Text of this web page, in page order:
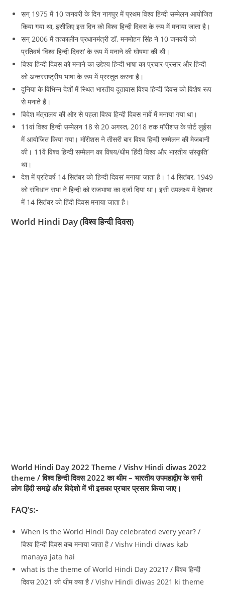
सन् 1975 में 10 जनवरी के दिन नागपुर में प्रथम विश्व हिन्दी सम्मेलन आयोजित
किया गया था, इसीलिए इस दिन को विश्व हिन्दी दिवस के रूप में मनाया जाता है।
सन् 2006 में तत्कालीन प्रधानमंत्री डॉ. मनमोहन सिंह ने 10 जनवरी को
प्रतिवर्ष ‘विश्व हिन्दी दिवस’ के रूप में मनाने की घोषणा की थी।
विश्व हिन्दी दिवस को मनाने का उद्देश्य हिन्दी भाषा का प्रचार-प्रसार और हिन्दी
को अन्तरराष्ट्रीय भाषा के रूप में प्रस्तुत करना है।
दुनिया के विभिन्न देशों में स्थित भारतीय दूतावास विश्व हिन्दी दिवस को विशेष रूप
से मनाते हैं।
विदेश मंत्रालय की ओर से पहला विश्व हिन्दी दिवस नार्वे में मनाया गया था।
11वां विश्व हिन्दी सम्मेलन 18 से 20 अगस्त, 2018 तक मॉरीशस के पोर्ट लुईस
में आयोजित किया गया। मॉरीशस ने तीसरी बार विश्व हिन्दी सम्मेलन की मेजबानी
की। 11वें विश्व हिन्दी सम्मेलन का विषय/थीम ‘हिंदी विश्व और भारतीय संस्कृति’
था।
देश में प्रतिवर्ष 14 सितंबर को ‘हिन्दी दिवस’ मनाया जाता है। 14 सितंबर, 1949
को संविधान सभा ने हिन्दी को राजभाषा का दर्जा दिया था। इसी उपलक्ष्य में देशभर
में 14 सितंबर को हिंदी दिवस मनाया जाता है।
World Hindi Day (विश्व हिन्दी दिवस)
World Hindi Day 2022 Theme / Vishv Hindi diwas 2022
theme / विश्व हिन्दी दिवस 2022 का थीम – भारतीय उपमहाद्वीप के सभी
लोगहिंदीसमझे और विदेशो में भी इसका प्रचार प्रसार किया जाए।
FAQ’s:-
When is the World Hindi Day celebrated every year? /
विश्व हिन्दी दिवस कब मनाया जाता है / Vishv Hindi diwas kab
manaya jata hai
what is the theme of World Hindi Day 2021? / विश्व हिन्दी
दिवस 2021 की थीम क्‍या है / Vishv Hindi diwas 2021 ki theme